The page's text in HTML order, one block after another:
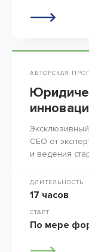
АВТОРСКАЯ
СЕО от
и ведения
ДЛИТЕЛЬНОСТЬ
17 часов
СТАРТ
По мере